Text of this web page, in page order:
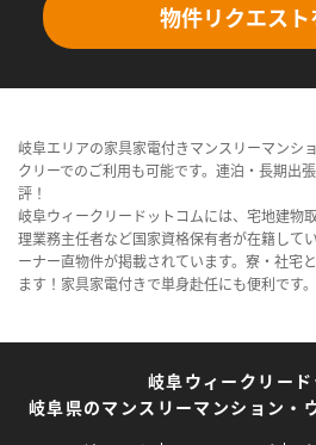
物件リクエスト
岐阜エリアの家具家電付きマンスリーマンシ
クリーでのご利用も可能です。連泊・長期出
評！
岐阜ウィークリードットコムには、宅地建物
理業務主任者など国家資格保有者が在籍して
ーナー直物件が掲載されています。寮・社宅
ます！家具家電付きで単身赴任にも便利です。
岐阜ウィークリー
岐阜県のマンスリーマンション・